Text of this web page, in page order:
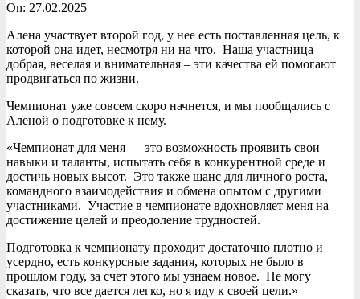
On: 27.02.2025
Алена участвует второй год, у нее есть поставленная цель, к
которой она идет, несмотря ни на что. Наша участница
добрая, веселая и внимательная – эти качества ей помогают
продвигаться по жизни.
Чемпионат уже совсем скоро начнется, и мы пообщались с
Аленой о подготовке к нему.
«Чемпионат для меня — это возможность проявить свои
навыки и таланты, испытать себя в конкурентной среде и
достичь новых высот. Это также шанс для личного роста,
командного взаимодействия и обмена опытом с другими
участниками. Участие в чемпионате вдохновляет меня на
достижение целей и преодоление трудностей.
Подготовка к чемпионату проходит достаточно плотно и
усердно, есть конкурсные задания, которых не было в
прошлом году, за счет этого мы узнаем новое. Не могу
сказать, что все дается легко, но я иду к своей цели.»